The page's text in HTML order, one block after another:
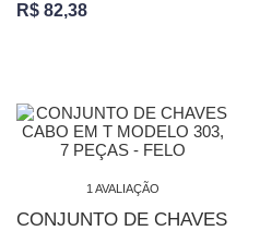
R$ 82,38
1 AVALIAÇÃO
CONJUNTO DE CHAVES